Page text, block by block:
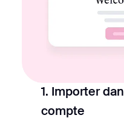
1. Importer
compte